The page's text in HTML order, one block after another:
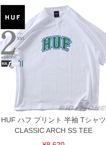
す。そのようなことがない様最大限に
連絡させて頂きますので予めご了承くだ
DETAIL
HUF ハフ プリント 半袖 Tシャツ
CLASSIC ARCH SS TEE